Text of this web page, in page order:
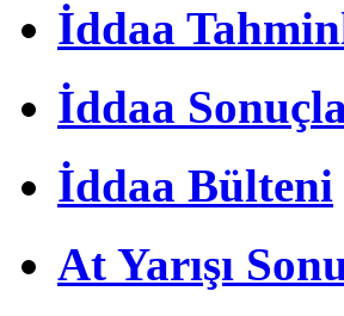
İddaa
İddaa
İddaa Bülteni
At Yarışı